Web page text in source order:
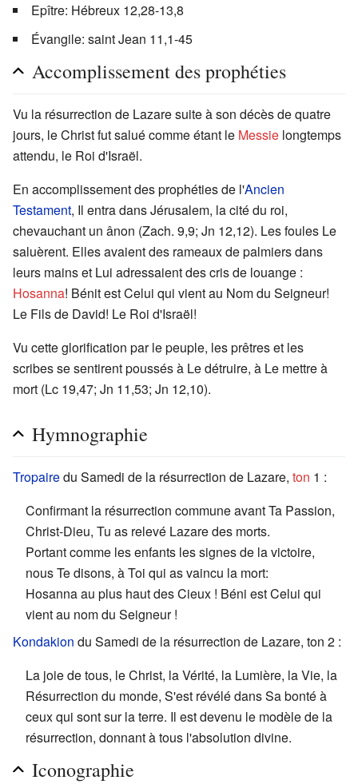
Epître: Hébreux 12,28-13,8
Évangile: saint Jean 11,1-45
Accomplissement des prophéties
Vu la résurrection de Lazare suite à son décès de quatre
jours, le Christ fut salué comme étant le Messie longtemps
attendu, le Roi d'Israël.
En accomplissement des prophéties de l'Ancien
Testament, Il entra dans Jérusalem, la cité du roi,
chevauchant un ânon (Zach. 9,9; Jn 12,12). Les foules Le
saluèrent. Elles avaient des rameaux de palmiers dans
leurs mains et Lui adressaient des cris de louange :
Hosanna! Bénit est Celui qui vient au Nom du Seigneur!
Le Fils de David! Le Roi d'Israël!
Vu cette glorification par le peuple, les prêtres et les
scribes se sentirent poussés à Le détruire, à Le mettre à
mort (Lc 19,47; Jn 11,53; Jn 12,10).
Hymnographie
Tropairedu Samedi de la résurrection de Lazare, ton 1 :
Confirmant la résurrection commune avant Ta Passion,
Christ-Dieu, Tu as relevé Lazare des morts.
Portant comme les enfants les signes de la victoire,
nous Te disons, à Toi qui as vaincu la mort:
Hosanna au plus haut des Cieux ! Béni est Celui qui
vient au nom du Seigneur !
Kondakion du Samedi de la résurrection de Lazare, ton 2 :
La joie de tous, le Christ, la Vérité, la Lumière, la Vie, la
Résurrection du monde, S'est révélé dans Sa bonté à
ceux qui sont sur la terre. Il est devenu le modèle de la
résurrection, donnant à tous l'absolution divine.
Iconographie